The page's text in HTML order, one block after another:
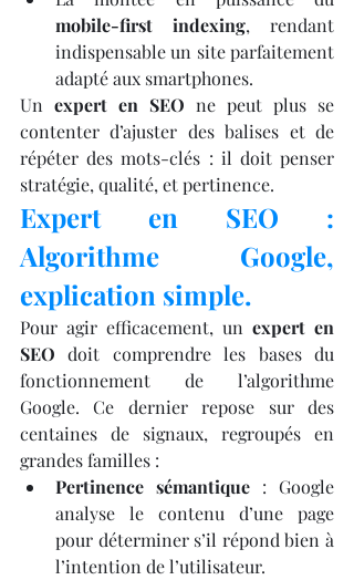
mobile-first indexing, rendant
indispensable un site parfaitement
adapté aux smartphones.
Un expert en SEO ne peut plus se
contenter d’ajuster des balises et de
répéter des mots-clés : il doit penser
stratégie, qualité, et pertinence.
Expert en SEO :
Algorithme Google,
explication simple.
Pour agir efficacement, un expert en
SEO doit comprendre les bases du
fonctionnement de l’algorithme
Google. Ce dernier repose sur des
centaines de signaux, regroupés en
grandes familles :
Pertinence sémantique : Google
analyse le contenu d’une page
pour déterminer s’il répond bien à
l’intention de l’utilisateur.